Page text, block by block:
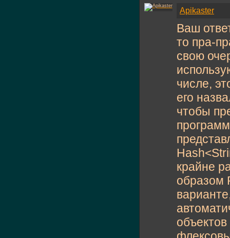
Apikaster
Ваш
то пра-
свою
числе,
его
чтобы
крайне
образом